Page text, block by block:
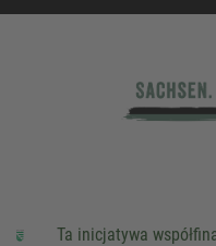
Ta inicjatywa